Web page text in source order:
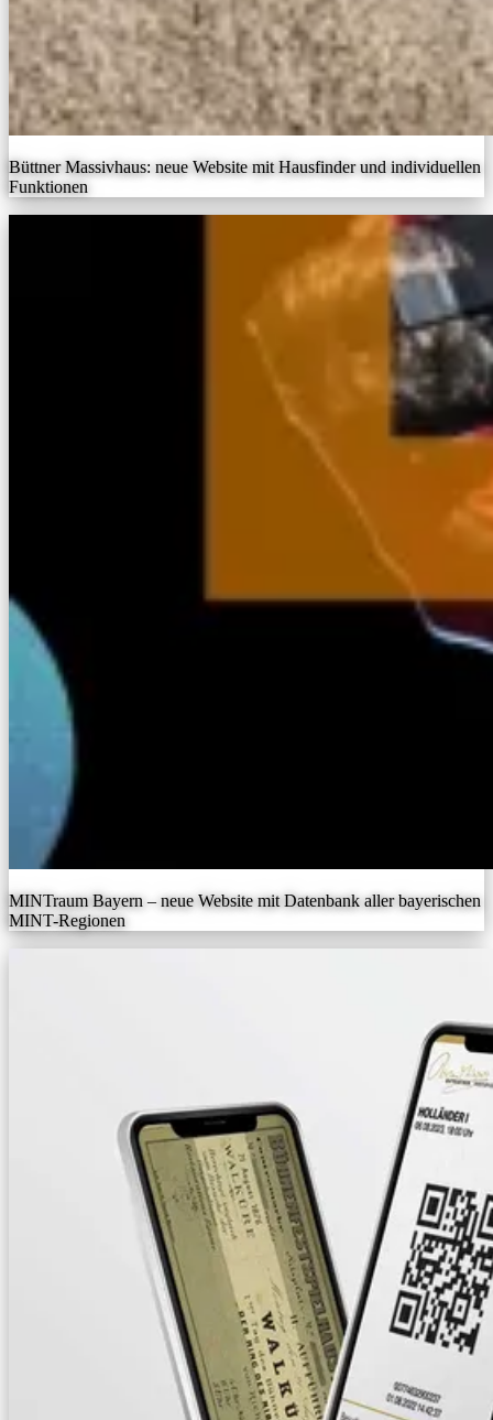
Büttner Massivhaus: neue Website mit Hausfinder und individuellen
Funktionen
MINTraum Bayern – neue Website mit Datenbank aller bayerischen
MINT-Regionen